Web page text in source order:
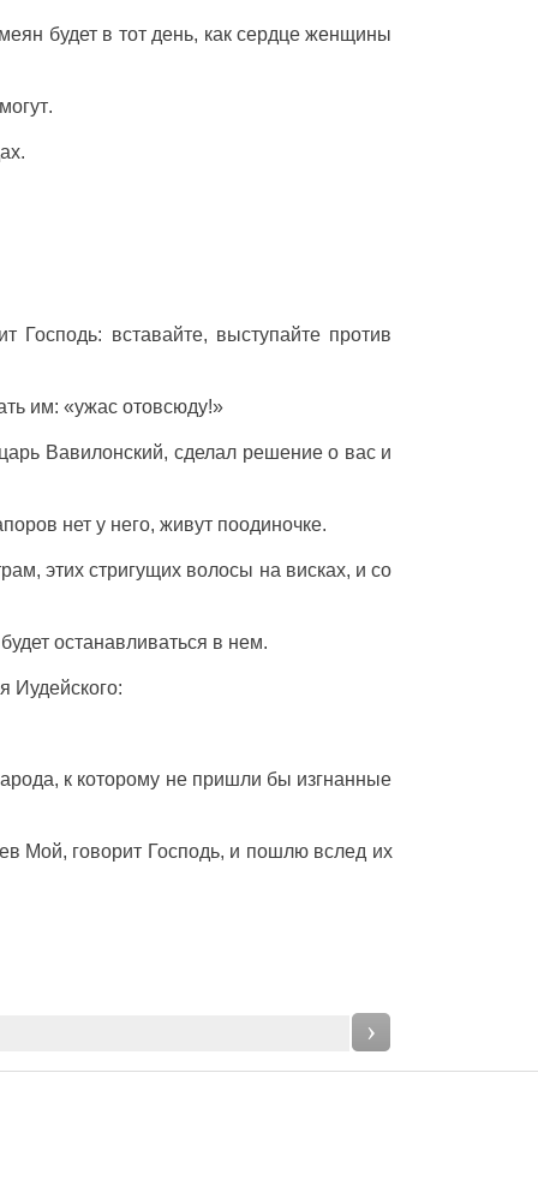
будет в тот день, каксердце женщины
могут.
.
Господь: вставайте, выступайте против
им: «ужас отовсюду!»
царь Вавилонский, сделал решениео вас и
нет у него, живут поодиночке.
, этихстригущих волосы на висках, исо
будет останавливаться в нем.
Иудейского:
, к которому не пришли бы изгнанные
Мой, говорит Господь, и пошлю вслед их
›